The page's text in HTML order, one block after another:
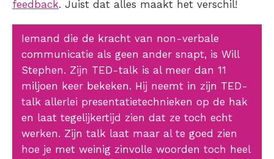
feedback. Juist dat alles maakt het verschil!
Iemand die de kracht van non-verbale
communicatie als geen ander snapt, is Will
Stephen. Zijn TED-talk is al meer dan 11
miljoen keer bekeken. Hij neemt in zijn TED-
talk allerlei presentatietechnieken op de hak
en laat tegelijkertijd zien dat ze toch echt
werken. Zijn talk laat maar al te goed zien
hoe je met weinig zinvolle woorden toch heel